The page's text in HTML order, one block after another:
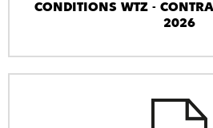
CONDITIONS WTZ -
2026